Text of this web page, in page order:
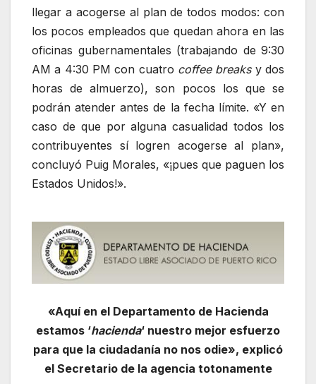
llegar a acogerse al plan de todos modos: con
los pocos empleados que quedan ahora en las
oficinas gubernamentales (trabajando de 9:30
AM a 4:30 PM con cuatro coffee breaksy dos
horas de almuerzo), son pocos los que se
podrán atender antes de la fecha límite. «Y en
caso de que por alguna casualidad todos los
contribuyentes sí logren acogerse al plan»,
concluyó Puig Morales, «¡pues que paguen los
Estados Unidos!».
«Aquí en el Departamento de Hacienda
estamos ‘hacienda‘ nuestro mejor esfuerzo
para que la ciudadanía no nos odie», explicó
el Secretario de la agencia totonamente